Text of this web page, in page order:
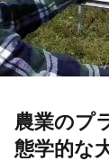
農業のプ
態学的な